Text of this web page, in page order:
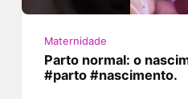
Maternidade
Parto normal: o
#parto #nascimento.